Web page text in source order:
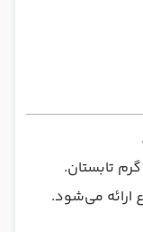
تابستان.
ارائه می‌شود.